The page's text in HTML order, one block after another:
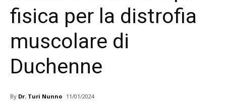
fisica per la distrofia
muscolare di
Duchenne
By Dr. Turi Nunno 11/01/2024